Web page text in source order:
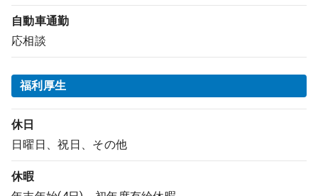
自動車通勤
応相談
福利厚生
休日
日曜日、祝日、その他
休暇